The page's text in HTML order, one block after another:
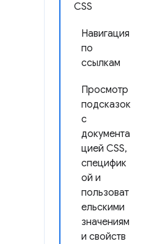
CSS
Навигация
по
ссылкам
Просмотр
подсказок
с
документа
цией CSS,
специфик
ой и
пользоват
ельскими
значениям
и свойств